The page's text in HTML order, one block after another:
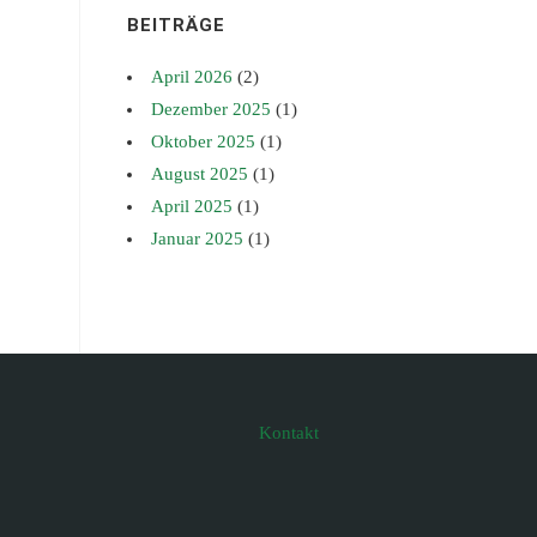
BEITRÄGE
April 2026 (2)
Dezember 2025 (1)
Oktober 2025 (1)
August 2025 (1)
April 2025 (1)
Januar 2025 (1)
Kontakt